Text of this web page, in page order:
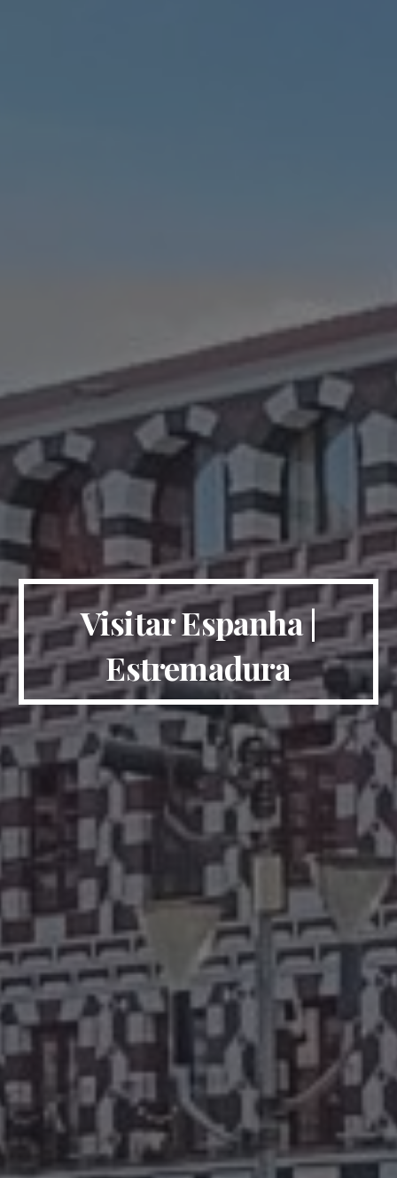
Visitar Espanha |
Estremadura